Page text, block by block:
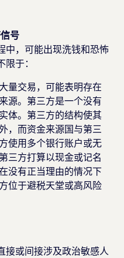
号
中，可能出现洗钱和恐怖
于：
量交易，可能表明存在
源。第三方是一个没有
体。第三方的结构使其
，而资金来源国与第三
使用多个银行账户或无
三方打算以现金或记名
没有正当理由的情况下
位于避税天堂或高风险
接或间接涉及政治敏感人